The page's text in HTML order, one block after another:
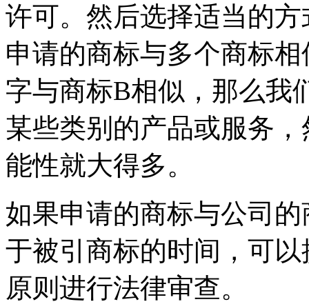
许可。然后选择适当的
申请的商标与多个商标
字与商标B相似，那么我
某些类别的产品或服务
能性就大得多。
如果申请的商标与公司
于被引商标的时间，可
原则进行法律审查。